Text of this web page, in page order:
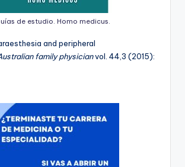
de estudio. Homo medicus.
and peripheral
family physicianvol. 44,3 (2015):